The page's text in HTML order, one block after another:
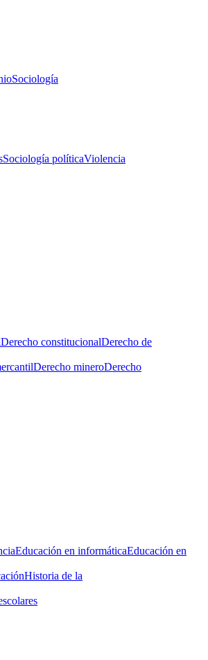
Sociología
Sociología políticaViolencia
Derecho constitucionalDerecho de
Derecho mineroDerecho
Educación en informáticaEducación en
Historia de la